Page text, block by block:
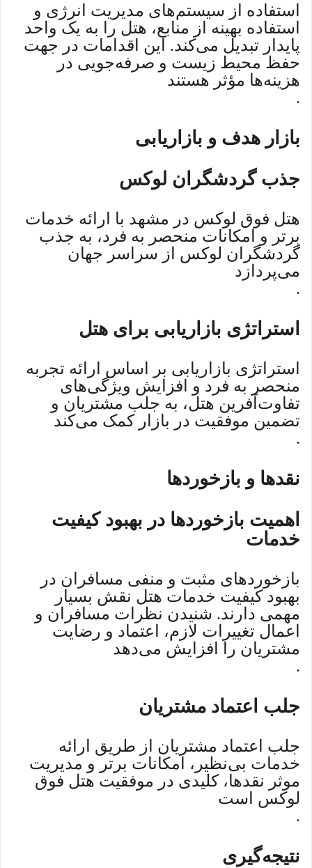
استفاده از سیستم‌های مدیریت انرژی و
استفاده بهینه از منابع، هتل را به یک واحد
پایدار تبدیل می‌کند. این اقدامات در جهت
حفظ محیط زیست و صرفه‌جویی در
هزینه‌ها مؤثر هستند
.
بازار هدف و بازاریابی
جذب گردشگران لوکس
هتل فوق لوکس در مشهد با ارائه خدمات
برتر و امکانات منحصر به فرد، به جذب
گردشگران لوکس از سراسر جهان
می‌پردازد
.
استراتژی بازاریابی برای هتل
استراتژی بازاریابی بر اساس ارائه تجربه
منحصر به فرد و افزایش ویژگی‌های
تفاوت‌آفرین هتل، به جلب مشتریان و
تضمین موفقیت در بازار کمک می‌کند
.
نقدها و بازخوردها
اهمیت بازخوردها در بهبود کیفیت
خدمات
بازخوردهای مثبت و منفی مسافران در
بهبود کیفیت خدمات هتل نقش بسیار
مهمی دارند. شنیدن نظرات مسافران و
اعمال تغییرات لازم، اعتماد و رضایت
مشتریان را افزایش می‌دهد
.
جلب اعتماد مشتریان
جلب اعتماد مشتریان از طریق ارائه
خدمات بی‌نظیر، امکانات برتر و مدیریت
موثر نقدها، کلیدی در موفقیت هتل فوق
لوکس است
.
نتیجه‌گیری